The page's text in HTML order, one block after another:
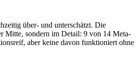
über- und unterschätzt. Die
Mitte, sondern im Detail: 9 von 14 Meta-
aber keine davon funktioniert ohne